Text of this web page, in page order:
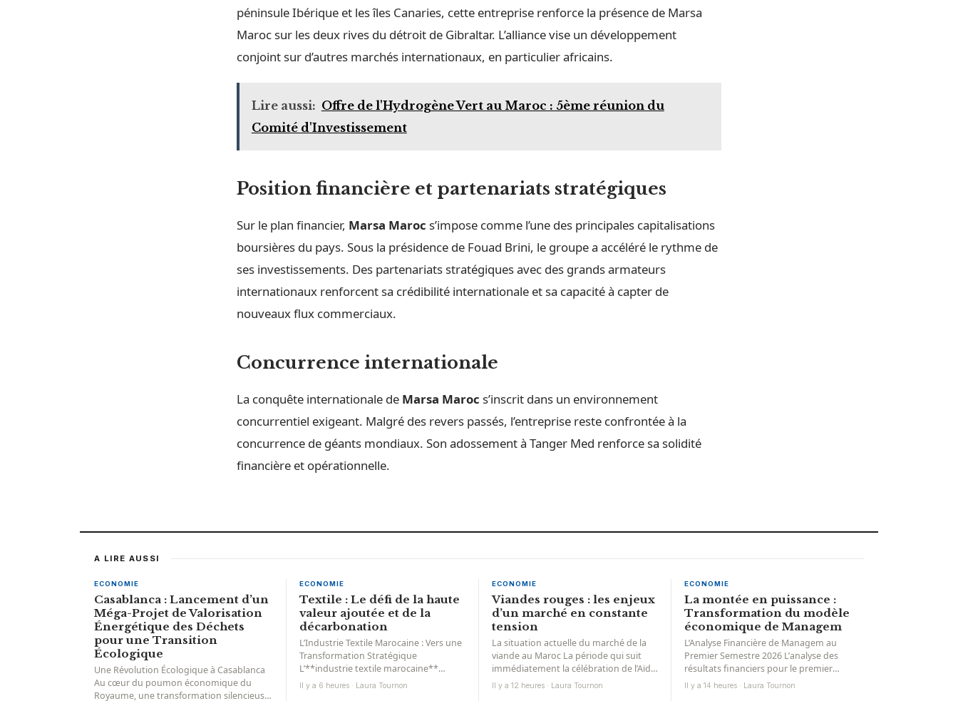
péninsule Ibérique et les îles Canaries, cette entreprise renforce la présence de Marsa
Maroc sur les deux rives du détroit de Gibraltar. L’alliance vise un développement
conjoint sur d’autres marchés internationaux, en particulier africains.
Lire aussi: Offre de l'Hydrogène Vert au Maroc : 5ème réunion du
Comité d'Investissement
Position financière et partenariats stratégiques
Sur le plan financier, Marsa Maroc s’impose comme l’une des principales capitalisations
boursières du pays. Sous la présidence de Fouad Brini, le groupe a accéléré le rythme de
ses investissements. Des partenariats stratégiques avec des grands armateurs
internationaux renforcent sa crédibilité internationale et sa capacité à capter de
nouveaux flux commerciaux.
Concurrence internationale
La conquête internationale de Marsa Maroc s’inscrit dans un environnement
concurrentiel exigeant. Malgré des revers passés, l’entreprise reste confrontée à la
concurrence de géants mondiaux. Son adossement à Tanger Med renforce sa solidité
financière et opérationnelle.
A LIRE AUSSI
ECONOMIE
Casablanca : Lancement d’un
Méga-Projet de Valorisation
Énergétique des Déchets
pour une Transition
Écologique
Une Révolution Écologique à Casablanca
Au cœur du poumon économique du
Royaume, une transformation silencieuse
ECONOMIE
Textile : Le défi de la haute
valeur ajoutée et de la
décarbonation
L’Industrie Textile Marocaine : Vers une
Transformation Stratégique
L’**industrie textile marocaine**
s’engage dans un tournant stratégique
Il y a 6 heures · Laura Tournon
ECONOMIE
Viandes rouges : les enjeux
d’un marché en constante
tension
La situation actuelle du marché de la
viande au Maroc La période qui suit
immédiatement la célébration de l’Aïd
Al-Adha est traditionnellement...
Il y a 12 heures · Laura Tournon
ECONOMIE
La montée en puissance :
Transformation du modèle
économique de Managem
L’Analyse Financière de Managem au
Premier Semestre 2026 L’analyse des
résultats financiers pour le premier
semestre de l’exercice 2026 révèle une
Il y a 14 heures · Laura Tournon